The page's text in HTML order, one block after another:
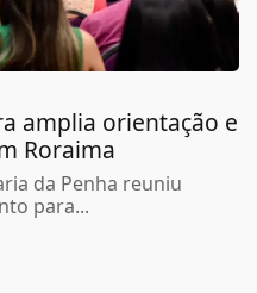
amplia orientação e
Roraima
da Penha reuniu
para...